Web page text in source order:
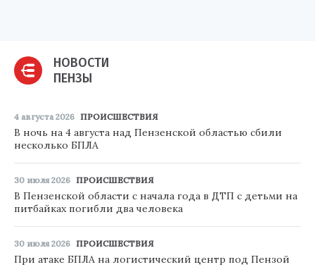
НОВОСТИ
ПЕНЗЫ
4 августа 2026 ПРОИСШЕСТВИЯ
В ночь на 4 августа над Пензенской областью сбили
несколько БПЛА
30 июля 2026 ПРОИСШЕСТВИЯ
В Пензенской области с начала года в ДТП с детьми на
питбайках погибли два человека
30 июля 2026 ПРОИСШЕСТВИЯ
При атаке БПЛА на логистический центр под Пензой